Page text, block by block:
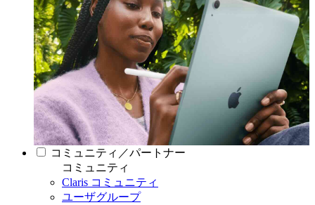
コミュニティ／パートナー
コミュニティ
Claris コミュニティ
ユーザグループ